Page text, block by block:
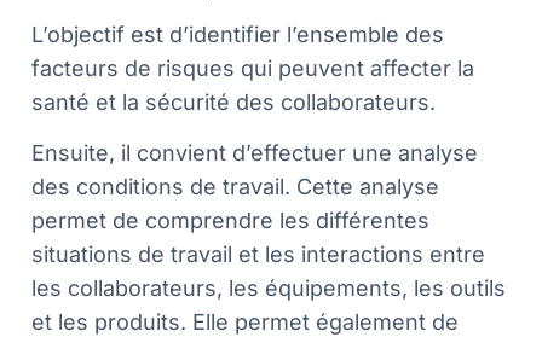
L’objectif est d’identifier l’ensemble des
facteurs de risques qui peuvent affecter la
santé et la sécurité des collaborateurs.
Ensuite, il convient d’effectuer une analyse
des conditions de travail. Cette analyse
permet de comprendre les différentes
situations de travail et les interactions entre
les collaborateurs, les équipements, les outils
et les produits. Elle permet également de